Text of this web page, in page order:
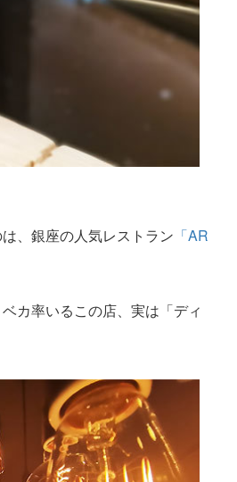
、銀座の人気レストラン 「AR
カ率いるこの店、実は「ディ